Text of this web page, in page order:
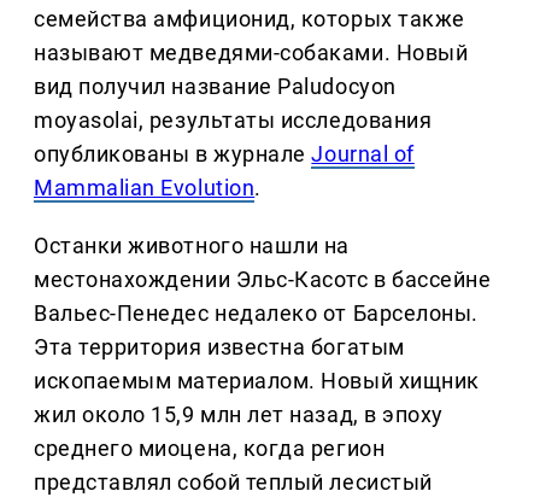
семейства амфиционид, которых также
называют медведями-собаками. Новый
вид получил название Paludocyon
moyasolai, результаты исследования
опубликованы в журналеJournal of
Mammalian Evolution.
Останки животного нашли на
местонахождении Эльс-Касотс в бассейне
Вальес-Пенедес недалеко от Барселоны.
Эта территория известна богатым
ископаемым материалом. Новый хищник
жил около 15,9 млн лет назад, в эпоху
среднего миоцена, когда регион
представлял собой теплый лесистый